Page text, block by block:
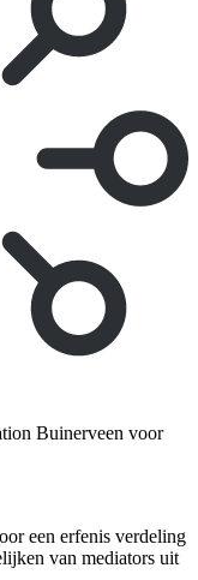
Buinerveen voor
een erfenis verdeling
van mediators uit